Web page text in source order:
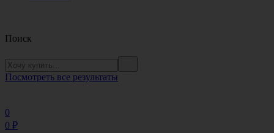
Поиск
Посмотреть все результаты
0
0 ₽